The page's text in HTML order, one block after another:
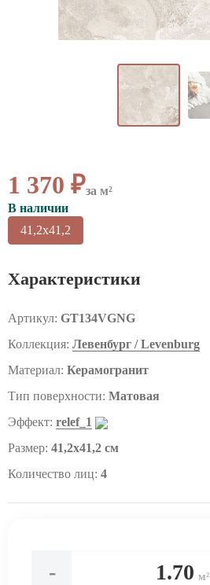
КОНТАКТЫ
1 370 ₽за м²
В наличии
41,2x41,2
Характеристики
Артикул: GT134VGNG
Коллекция: Левенбург / Levenburg
Материал: Керамогранит
Тип поверхности: Матовая
Эффект: relef_1
Размер: 41,2x41,2 см
Количество лиц: 4
- м²